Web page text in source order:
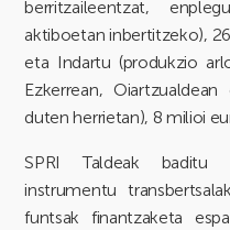
berritzaileentzat,
aktiboetan inbertitzeko),
eta Indartu (produkzio
Ezkerrean,
duten herrietan), 8 milioi
SPRI Taldeak baditu
instrumentu
funtsak finantzaketa